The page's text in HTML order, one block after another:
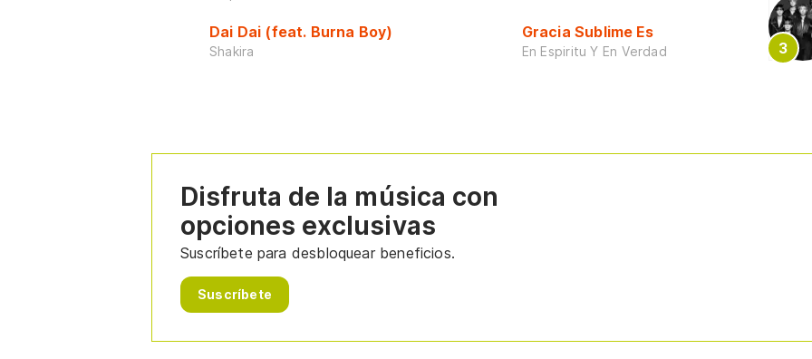
Dai Dai (feat. Burna Boy)
Shakira
Gracia Sublime Es
En Espiritu Y En Verdad
Disfruta de la música con
opciones exclusivas
Suscríbete para desbloquear beneficios.
Suscríbete